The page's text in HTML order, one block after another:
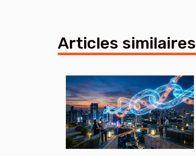
Articles similaires